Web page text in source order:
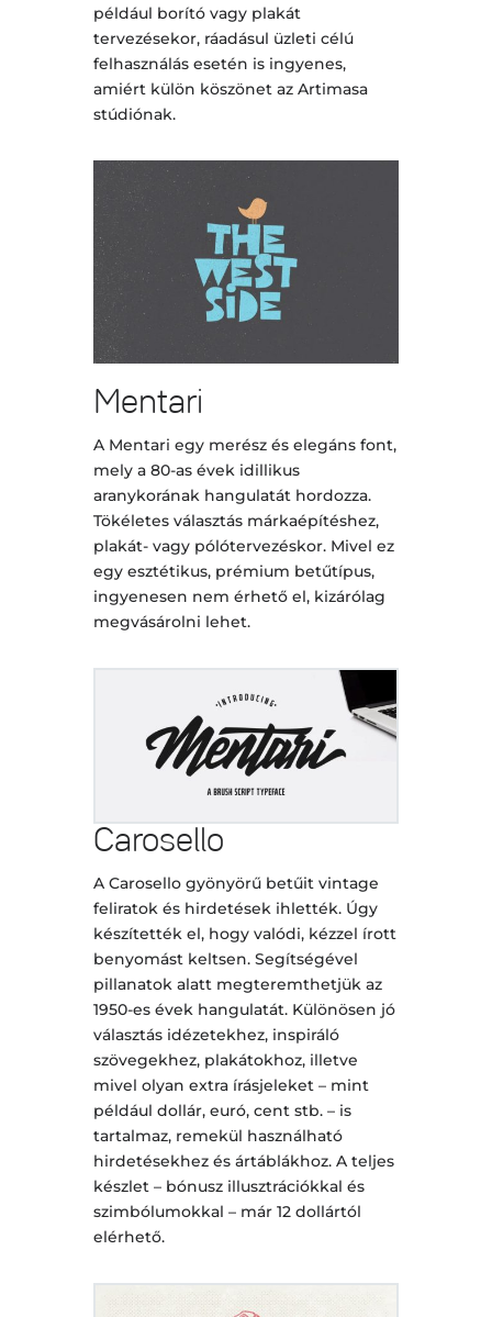
például borító vagy plakát
tervezésekor, ráadásul üzleti célú
felhasználás esetén is ingyenes,
amiért külön köszönet az Artimasa
stúdiónak.
Mentari
A Mentari egy merész és elegáns font,
mely a 80-as évek idillikus
aranykorának hangulatát hordozza.
Tökéletes választás márkaépítéshez,
plakát- vagy pólótervezéskor. Mivel ez
egy esztétikus, prémium betűtípus,
ingyenesen nem érhető el, kizárólag
megvásárolni lehet.
Carosello
A Carosello gyönyörű betűit vintage
feliratok és hirdetések ihlették. Úgy
készítették el, hogy valódi, kézzel írott
benyomást keltsen. Segítségével
pillanatok alatt megteremthetjük az
1950-es évek hangulatát. Különösen jó
választás idézetekhez, inspiráló
szövegekhez, plakátokhoz, illetve
mivel olyan extra írásjeleket – mint
például dollár, euró, cent stb. – is
tartalmaz, remekül használható
hirdetésekhez és ártáblákhoz. A teljes
készlet – bónusz illusztrációkkal és
szimbólumokkal – már 12 dollártól
elérhető.